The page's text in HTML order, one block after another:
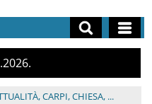
2026
,CARPI,CHIESA, ...